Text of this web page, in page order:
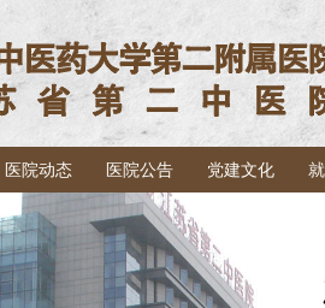
医院动态 医院公告 党建文化